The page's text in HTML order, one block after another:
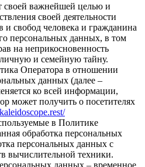
своей важнейшей целью и
своей деятельности
и свобод человека и гражданина
персональных данных, в том
на неприкосновенность
и семейную тайну.
Оператора в отношении
данных (далее –
ко всей информации,
может получить о посетителях
в Политике
обработка персональных
персональных данных с
вычислительной техники.
данных – временное